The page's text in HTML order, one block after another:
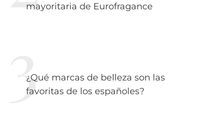
mayoritaria de Eurofragance
¿Qué marcas de belleza son las
favoritas de los españoles?